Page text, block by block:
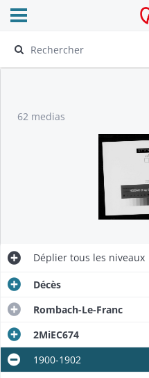
Archives
Ouvrir le menu déroulant
62 medias
Déplier tous les niveaux
Décès
Rombach-Le-Franc
2MiEC674
1900-1902